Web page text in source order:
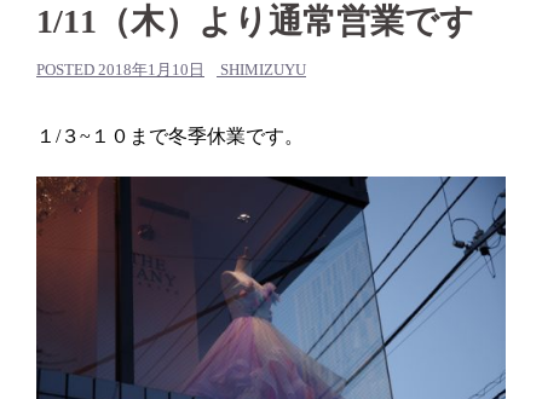
1/11（木）より通常営業です
POSTED 2018年1月10日 SHIMIZUYU
１/３~１０まで冬季休業です。